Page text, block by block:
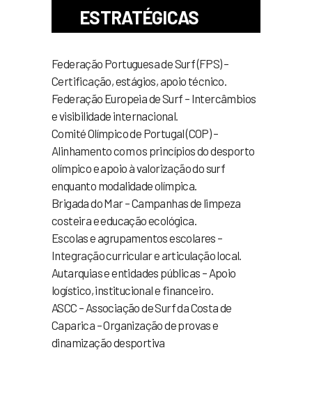
ESTRATÉGICAS
Federação Portuguesa de Surf (FPS) –
Certificação, estágios, apoio técnico.
Federação Europeia de Surf – Intercâmbios
e visibilidade internacional.
Comité Olímpico de Portugal (COP) –
Alinhamento com os princípios do desporto
olímpico e apoio à valorização do surf
enquanto modalidade olímpica.
Brigada do Mar – Campanhas de limpeza
costeira e educação ecológica.
Escolas e agrupamentos escolares –
Integração curricular e articulação local.
Autarquias e entidades públicas – Apoio
logístico, institucional e financeiro.
ASCC – Associação de Surf da Costa de
Caparica – Organização de provas e
dinamização desportiva